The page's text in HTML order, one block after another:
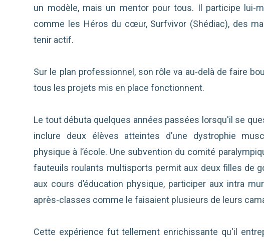
un modèle, mais un mentor pour tous. Il participe lui-
comme les Héros du cœur, Surfvivor (Shédiac), des
tenir actif.
Sur le plan professionnel, son rôle va au-delà de faire
tous les projets mis en place fonctionnent.
Le tout débuta quelques années passées lorsqu'il se
inclure deux élèves atteintes d’une dystrophie
physique à l’école. Une subvention du comité
fauteuils roulants multisports permit aux deux filles de
aux cours d’éducation physique, participer aux intra
après-classes comme le faisaient plusieurs de leurs
Cette expérience fut tellement enrichissante qu'il